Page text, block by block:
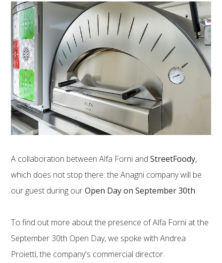
A collaboration between Alfa Forni andStreetFoody,
which does not stop there: the Anagni company will be
our guest during ourOpen Day on September 30th.
To find out more about the presence of Alfa Forni at the
September 30th Open Day, we spoke with Andrea
Proietti, the company's commercial director.